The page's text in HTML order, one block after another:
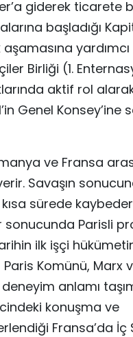
giderek ticarete
başladığı
aşamasına
Birliği (1.
aktif rol
Genel Konsey’ine
ve Fransa
Savaşın
sürede
sonucunda Parisli
ilk işçi
Paris Komünü, Marx
anlamı
konuşma ve
Fransa’da İç